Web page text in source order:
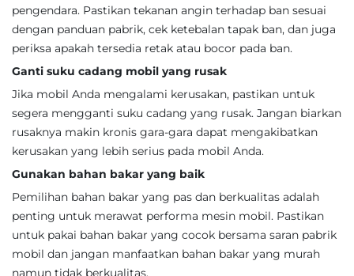
pengendara. Pastikan tekanan angin terhadap ban sesuai
dengan panduan pabrik, cek ketebalan tapak ban, dan juga
periksa apakah tersedia retak atau bocor pada ban.
Ganti suku cadang mobil yang rusak
Jika mobil Anda mengalami kerusakan, pastikan untuk
segera mengganti suku cadang yang rusak. Jangan biarkan
rusaknya makin kronis gara-gara dapat mengakibatkan
kerusakan yang lebih serius pada mobil Anda.
Gunakan bahan bakar yang baik
Pemilihan bahan bakar yang pas dan berkualitas adalah
penting untuk merawat performa mesin mobil. Pastikan
untuk pakai bahan bakar yang cocok bersama saran pabrik
mobil dan jangan manfaatkan bahan bakar yang murah
namun tidak berkualitas.